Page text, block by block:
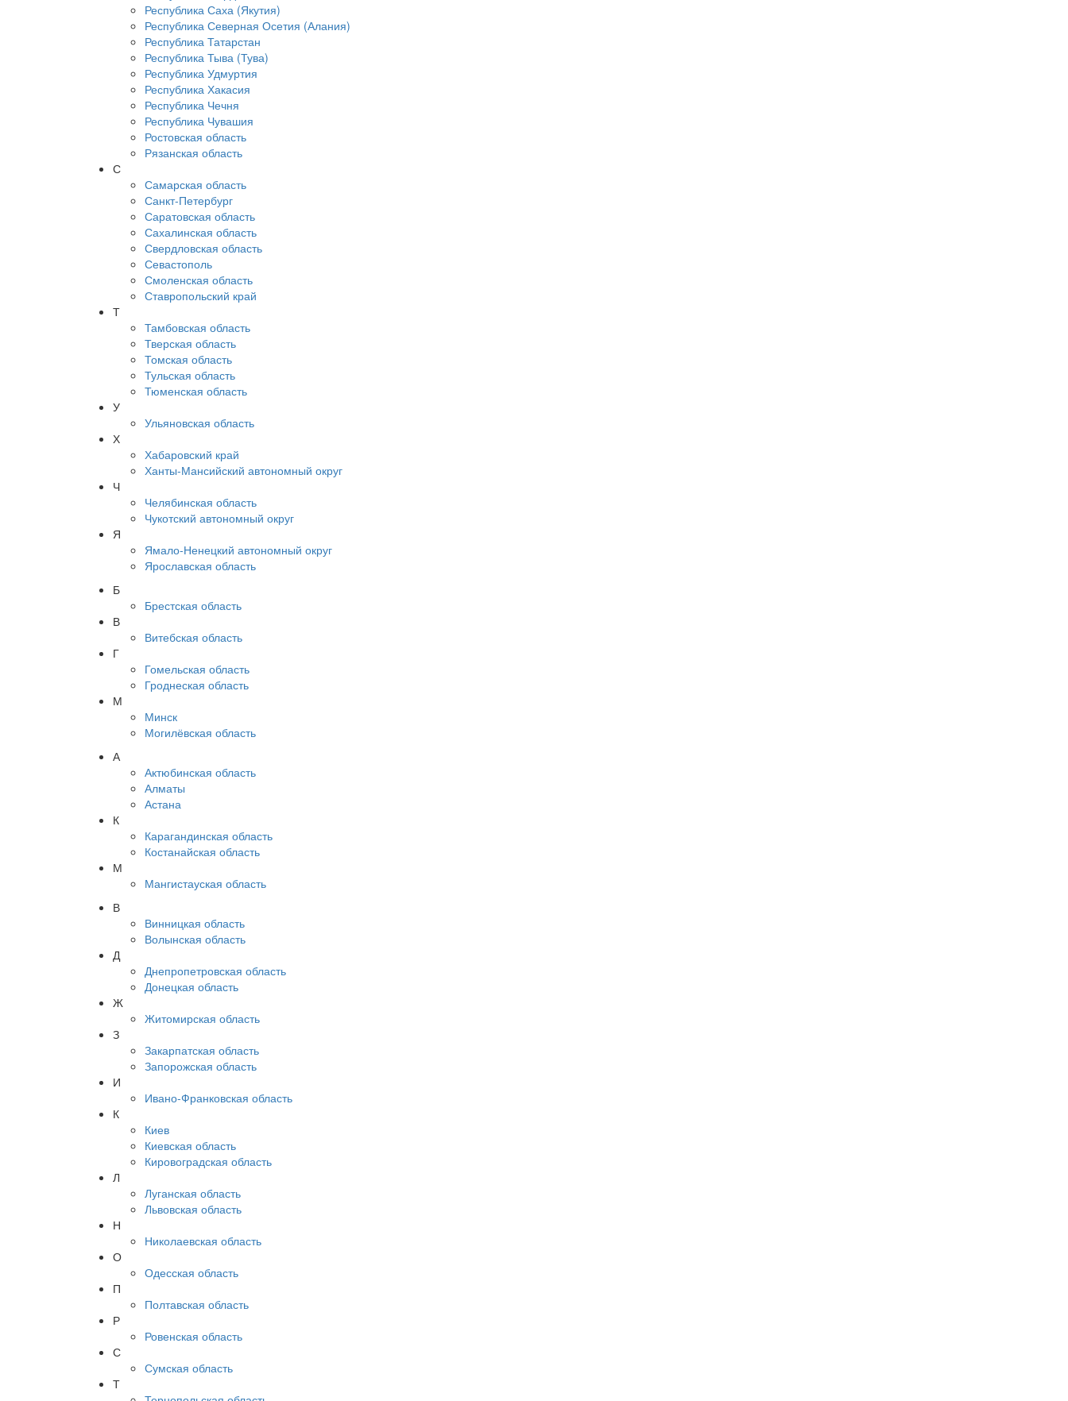
Республика Саха (Якутия)
Республика Северная Осетия (Алания)
Республика Татарстан
Республика Тыва (Тува)
Республика Удмуртия
Республика Хакасия
Республика Чечня
Республика Чувашия
Ростовская область
Рязанская область
С
Самарская область
Санкт-Петербург
Саратовская область
Сахалинская область
Свердловская область
Севастополь
Смоленская область
Ставропольский край
Т
Тамбовская область
Тверская область
Томская область
Тульская область
Тюменская область
У
Ульяновская область
Х
Хабаровский край
Ханты-Мансийский автономный округ
Ч
Челябинская область
Чукотский автономный округ
Я
Ямало-Ненецкий автономный округ
Ярославская область
Б
Брестская область
В
Витебская область
Г
Гомельская область
Гроднеская область
М
Минск
Могилёвская область
А
Актюбинская область
Алматы
Астана
К
Карагандинская область
Костанайская область
М
Мангистауская область
В
Винницкая область
Волынская область
Д
Днепропетровская область
Донецкая область
Ж
Житомирская область
З
Закарпатская область
Запорожская область
И
Ивано-Франковская область
К
Киев
Киевская область
Кировоградская область
Л
Луганская область
Львовская область
Н
Николаевская область
О
Одесская область
П
Полтавская область
Р
Ровенская область
С
Сумская область
Т